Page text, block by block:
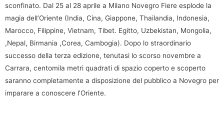
sconfinato. Dal 25 al 28 aprile a Milano Novegro Fiere esplode la
magia dell’Oriente (India, Cina, Giappone, Thailandia, Indonesia,
Marocco, Filippine, Vietnam, Tibet. Egitto, Uzbekistan, Mongolia,
,Nepal, Birmania ,Corea, Cambogia). Dopo lo straordinario
successo della terza edizione, tenutasi lo scorso novembre a
Carrara, centomila metri quadrati di spazio coperto e scoperto
saranno completamente a disposizione del pubblico a Novegro per
imparare a conoscere l’Oriente.